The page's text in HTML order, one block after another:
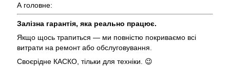
А головне:
Залізна гарантія, яка реально працює.
Якщо щось трапиться — ми повністю покриваємо всі
витрати на ремонт або обслуговування.
Своєрідне КАСКО, тільки для техніки. 😉